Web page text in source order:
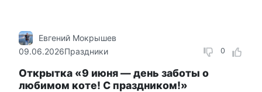
0
Евгений Мокрышев
09.06.2026Праздники
Открытка «9 июня — день заботы о
любимом коте! С праздником!»